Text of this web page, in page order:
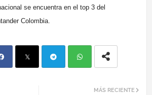
se encuentra en el top 3 del
Colombia.
MÁS RECIENTE